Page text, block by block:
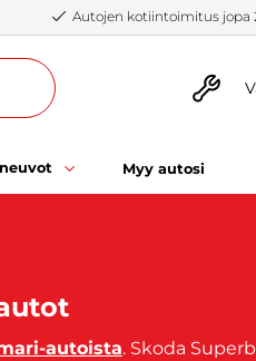
Autojen kotiintoimitus jopa
Myy autosi
autoista. Skoda